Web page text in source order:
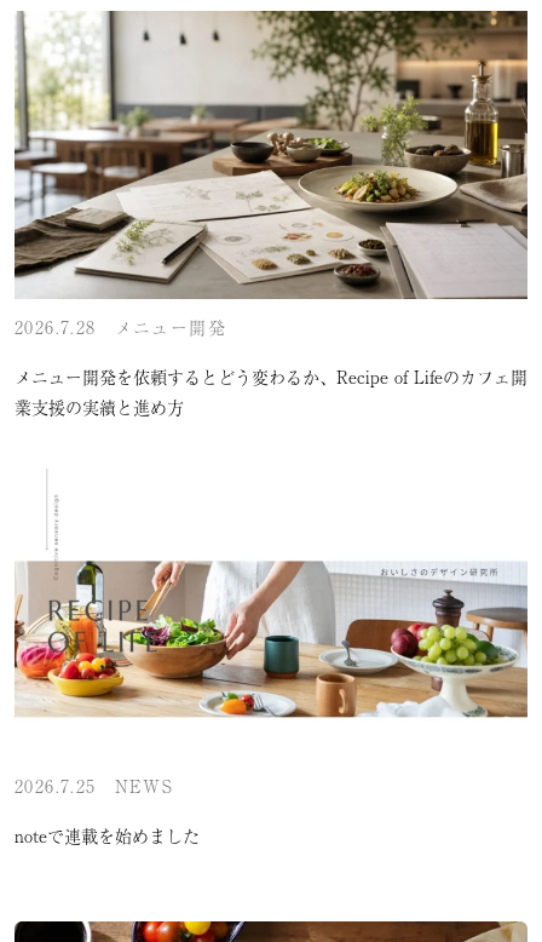
2026.7.28 メニュー開発
メニュー開発を依頼するとどう変わるか、Recipe of Lifeのカフェ開
業支援の実績と進め方
2026.7.25 NEWS
noteで連載を始めました